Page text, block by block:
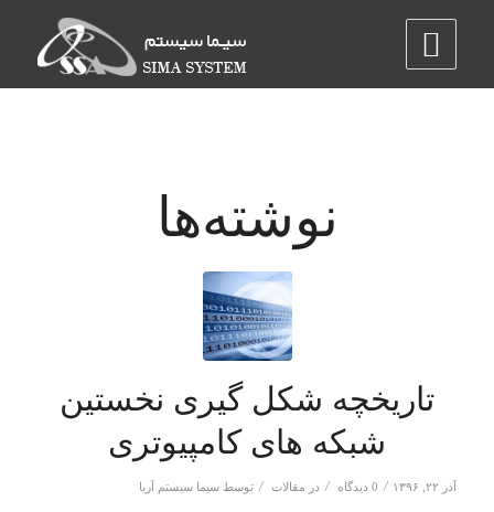
نوشته‌ها
تاریخچه شکل گیری نخستین
شبکه های کامپیوتری
آذر ۲۲, ۱۳۹۶ / 0 دیدگاه / در مقالات / توسط سیما سیستم آریا